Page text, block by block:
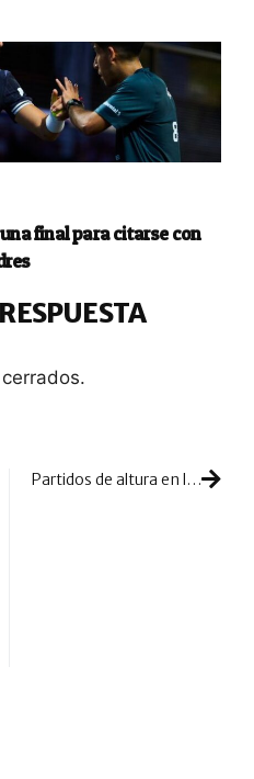
final para citarse con
Partidos de altura en las semifinales del Estrella Damm Valencia Master 2018